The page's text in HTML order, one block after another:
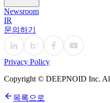
Newsroom
IR
문의하기
Privacy Policy
Copyright © DEEPNOID Inc.
목록으로